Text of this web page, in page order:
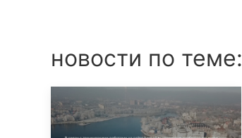
новости по теме: